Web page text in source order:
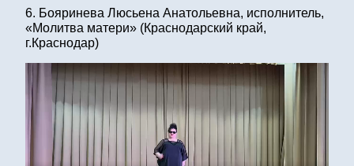
6. Бояринева Люсьена Анатольевна, исполнитель,
«Молитва матери» (Краснодарский край,
г.Краснодар)